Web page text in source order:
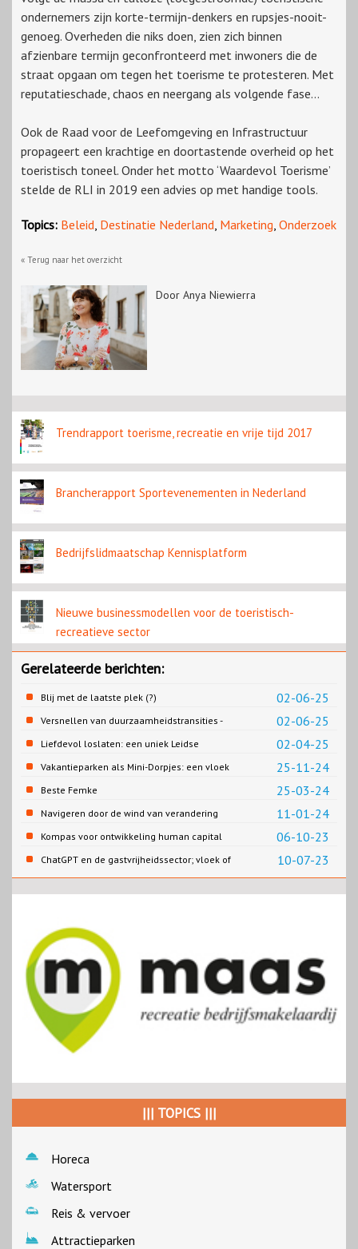
ondernemers zijn korte-termijn-denkers en rupsjes-nooit-
genoeg. Overheden die niks doen, zien zich binnen
afzienbare termijn geconfronteerd met inwoners die de
straat opgaan om tegen het toerisme te protesteren. Met
reputatieschade, chaos en neergang als volgende fase…
Ook de Raad voor de Leefomgeving en Infrastructuur
propageert een krachtige en doortastende overheid op het
toeristisch toneel. Onder het motto ‘Waardevol Toerisme’
stelde de RLI in 2019 een advies op met handige tools.
Topics: Beleid, Destinatie Nederland, Marketing, Onderzoek
« Terug naar het overzicht
Door Anya Niewierra
Trendrapport toerisme, recreatie en vrije tijd 2017
Brancherapport Sportevenementen in Nederland
Bedrijfslidmaatschap Kennisplatform
Nieuwe businessmodellen voor de toeristisch-
recreatieve sector
Gerelateerde berichten:
02-06-25
Blij met de laatste plek (?)
02-06-25
Versnellen van duurzaamheidstransities -
het SPRONG project
02-04-25
Liefdevol loslaten: een uniek Leidse
samenwerking
25-11-24
Vakantieparken als Mini-Dorpjes: een vloek
of een zegen?
25-03-24
Beste Femke
11-01-24
Navigeren door de wind van verandering
06-10-23
Kompas voor ontwikkeling human capital
10-07-23
ChatGPT en de gastvrijheidssector; vloek of
zegen?
||| TOPICS |||
Horeca
Watersport
Reis & vervoer
Attractieparken